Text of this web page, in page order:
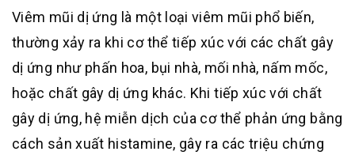
Viêm mũi dị ứng là một loại viêm mũi phổ biến,
thường xảy ra khi cơ thể tiếp xúc với các chất gây
dị ứng như phấn hoa, bụi nhà, mối nhà, nấm mốc,
hoặc chất gây dị ứng khác. Khi tiếp xúc với chất
gây dị ứng, hệ miễn dịch của cơ thể phản ứng bằng
cách sản xuất histamine, gây ra các triệu chứng